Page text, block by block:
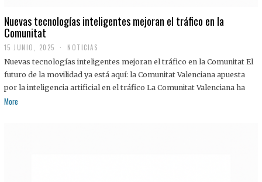
Nuevas tecnologías inteligentes mejoran el tráfico en la
Comunitat
15 JUNIO, 2025 NOTICIAS
Nuevas tecnologías inteligentes mejoran el tráfico en la Comunitat El
futuro de la movilidad ya está aquí: la Comunitat Valenciana apuesta
por la inteligencia artificial en el tráfico La Comunitat Valenciana ha
More